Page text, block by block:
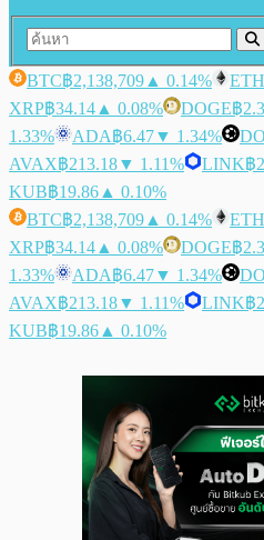
BTC฿2,138,709 ▲ 0.14% ETH
XRP฿34.14 ▲ 0.08% DOGE฿
1.33%
ADA฿6.47▼ 1.34%
AVAX฿213.18▼ 1.11% LINK฿
KUB฿19.86 ▲ 0.10%
BTC฿2,138,709 ▲ 0.14% ETH
XRP฿34.14 ▲ 0.08% DOGE฿
1.33%
ADA฿6.47▼ 1.34%
AVAX฿213.18▼ 1.11% LINK฿
KUB฿19.86 ▲ 0.10%